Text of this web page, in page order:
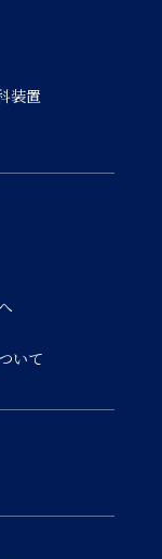
装置
いて